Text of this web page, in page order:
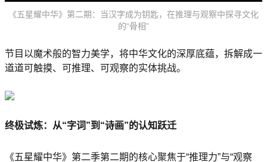
《五星耀中华》第二期：当汉字成为钥匙，在推理与观察中探寻文化
的“骨相”
节目以魔术般的智力美学，将中华文化的深厚底蕴，拆解成一
道道可触摸、可推理、可观察的实体挑战。
终极试炼：从“字词”到“诗画”的认知跃迁
《五星耀中华》第二季第二期的核心聚焦于“推理力”与“观察